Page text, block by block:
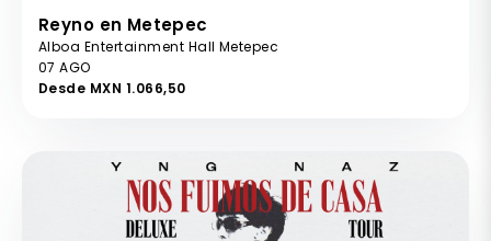
Reyno en Metepec
Alboa Entertainment Hall Metepec
07 AGO
Desde MXN 1.066,50